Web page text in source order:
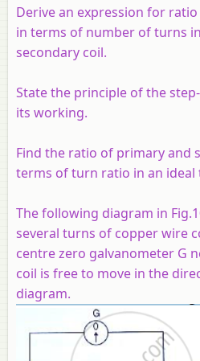
Derive an expression for
in terms of number of turns
secondary coil.
State the principle of the
its working.
Find the ratio of primary and
terms of turn ratio in an ideal
The following diagram in
several turns of copper wire
centre zero galvanometer G
coil is free to move in the
diagram.